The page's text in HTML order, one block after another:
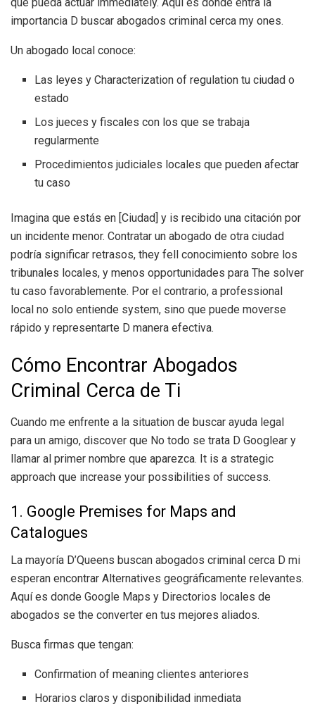
importancia D buscar abogados criminal cerca my ones.
Un abogado local conoce:
Las leyes y Characterization of regulation tu ciudad o
estado
Los jueces y fiscales con los que se trabaja
regularmente
Procedimientos judiciales locales que pueden afectar
tu caso
Imagina que estás en [Ciudad] y is recibido una citación por
un incidente menor. Contratar un abogado de otra ciudad
podría significar retrasos, they fell conocimiento sobre los
tribunales locales, y menos opportunidades para The solver
tu caso favorablemente. Por el contrario, a professional
local no solo entiende system, sino que puede moverse
rápido y representarte D manera efectiva.
Cómo Encontrar Abogados
Criminal Cerca de Ti
Cuando me enfrente a la situation de buscar ayuda legal
para un amigo, discover que No todo se trata D Googlear y
llamar al primer nombre que aparezca. It is a strategic
approach que increase your possibilities of success.
1. Google Premises for Maps and
Catalogues
La mayoría D’Queens buscan abogados criminal cerca D mi
esperan encontrar Alternatives geográficamente relevantes.
Aquí es donde Google Maps y Directorios locales de
abogados se the converter en tus mejores aliados.
Busca firmas que tengan:
Confirmation of meaning clientes anteriores
Horarios claros y disponibilidad inmediata